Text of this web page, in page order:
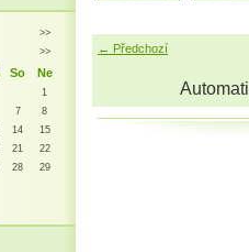
>>
>>
So Ne
1
7
8
14
15
21
22
28
29
← Předchozí